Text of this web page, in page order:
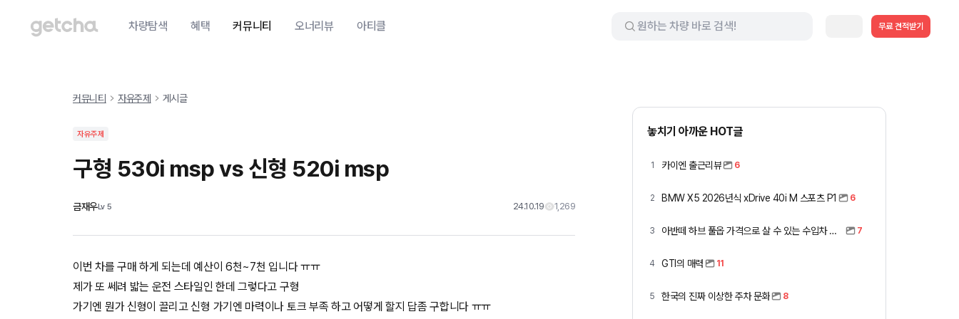
차량탐색 혜택 커뮤니티 오너리뷰 아티클 무료 견적받기
커뮤니티 자유주제 게시글
자유주제
구형 530i msp vs 신형 520i msp
금재우Lv5 24.10.19 1,269
이번 차를 구매 하게 되는데 예산이 6천~7천 입니다 ㅠㅠ
제가 또 쎄려 밟는 운전 스타일인 한데 그렇다고 구형
가기엔 뭔가 신형이 끌리고 신형 가기엔 마력이나 토크 부족 하고 어떻게 할지 답좀 구합니다 ㅠㅠ
놓치기 아까운 HOT글
1 카이엔 출근리뷰 6
2 BMW X5 2026년식 xDrive 40i M 스포츠 P1 6
3 아반떼 하브 풀옵 가격으로 살 수 있는 수입차 모아봤습니다 (중고 포함) 7
4 GTI의 매력 11
5 한국의 진짜 이상한 주차 문화 8